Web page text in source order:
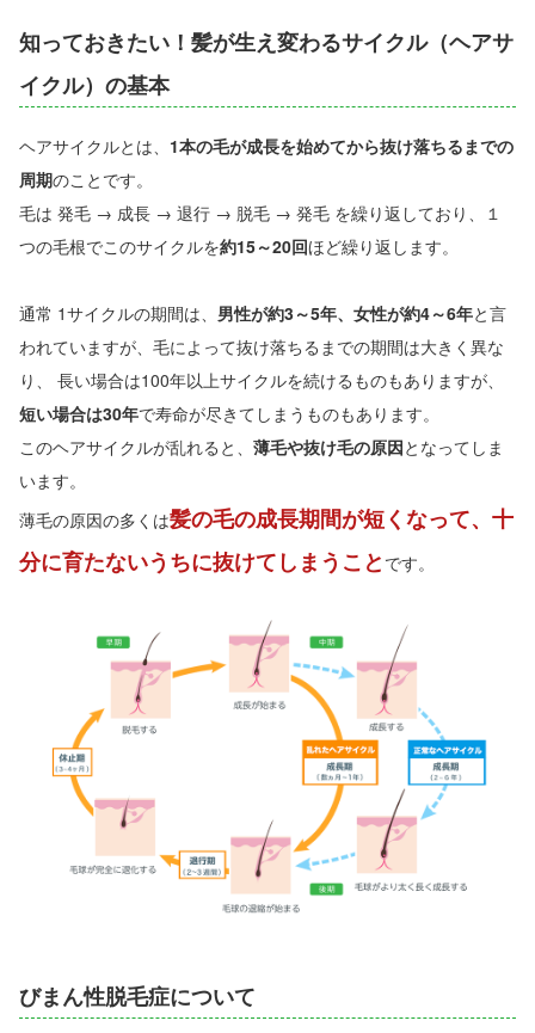
知っておきたい！髪が生え変わるサイクル（ヘアサ
イクル）の基本
ヘアサイクルとは、 1本の毛が成長を始めてから抜け落ちるまでの
周期のことです。
毛は 発毛 → 成長 → 退行 → 脱毛 → 発毛 を繰り返しており、１
つの毛根でこのサイクルを約15～20回ほど繰り返します。
通常 1サイクルの期間は、 男性が約3～5年、女性が約4～6年と言
われていますが、毛によって抜け落ちるまでの期間は大きく異な
り、 長い場合は100年以上サイクルを続けるものもありますが、
短い場合は30年で寿命が尽きてしまうものもあります。
このヘアサイクルが乱れると、 薄毛や抜け毛の原因となってしま
います。
薄毛の原因の多くは髪の毛の成長期間が短くなって、十
分に育たないうちに抜けてしまうこと です。
びまん性脱毛症について